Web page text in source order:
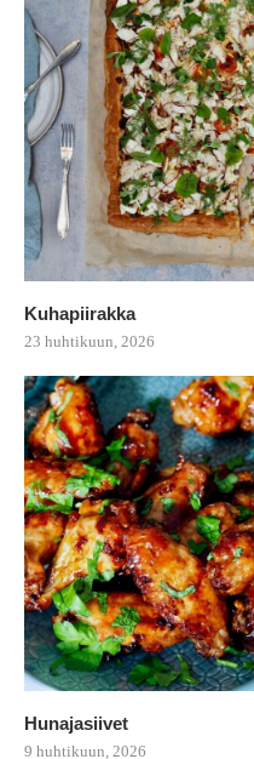
Kuhapiirakka
23 huhtikuun, 2026
Hunajasiivet
9 huhtikuun, 2026